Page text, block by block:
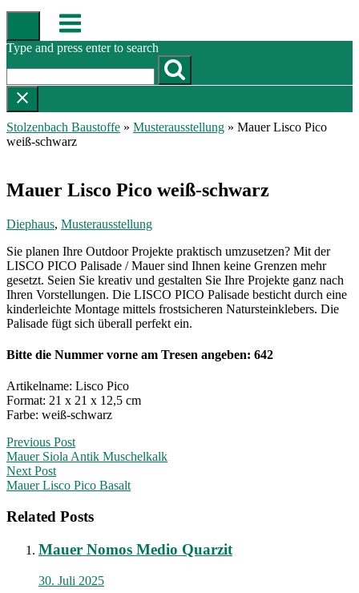
Skip
content
Menu
Type and press enter to search
Stolzenbach Baustoffe » Musterausstellung » Mauer Lisco Pico
weiß-schwarz
Mauer Lisco Pico weiß-schwarz
Diephaus, Musterausstellung
Sie planen Ihre Outdoor Projekte praktisch umzusetzen? Mit der
LISCO PICO Palisade / Mauer sind Ihnen keine Grenzen mehr
gesetzt. Seien Sie kreativ und gestalten Sie Ihre Projekte ganz nach
Ihren Vorstellungen. Die LISCO PICO Palisade besticht durch eine
kinderleichte Montage mittels frostsicheren Natursteinklebers. Die
Palisade fügt sich überall perfekt ein.
Bitte die Nummer vorne am Tresen angeben: 642
Artikelname: Lisco Pico
Format: 21 x 21 x 12,5 cm
Farbe: weiß-schwarz
Post
navigation
Previous Post
Mauer Siola Antik Muschelkalk
Next Post
Mauer Lisco Pico Basalt
Related Posts
Mauer Nomos Medio Quarzit
30. Juli 2025